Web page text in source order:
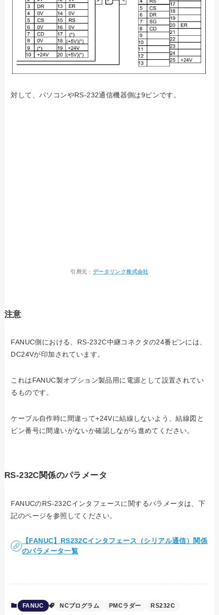
対して、パソコンやRS-232通信機器側は9ピンです。
引用元： データリンク株式会社
注意
FANUC側における、RS-232C中継コネクタの24番ピンには、
DC24Vが印加されています。
これはFANUC製オプション製品用に電源として設置されてい
るものです。
ケーブル自作時に間違って+24Vに結線しないよう、結線図と
ピン番号に間違いがないか確認しながら進めてください。
RS-232C関係のパラメータ
FANUCのRS-232Cインタフェースに関するパラメータは、下
記のページを参照してください。
【FANUC】RS232Cインタフェース（シリアル通信）関係
のパラメータ一覧
FANUC NCプログラム PMCラダー RS232C